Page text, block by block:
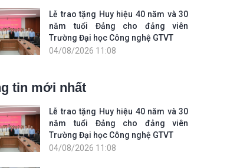
Lễ trao tặng Huy hiệu 40 năm và 30
năm tuổi Đảng cho đảng viên
Trường Đại học Công nghệ GTVT
04/08/2026 11:08
tin mới nhất
Lễ trao tặng Huy hiệu 40 năm và 30
năm tuổi Đảng cho đảng viên
Trường Đại học Công nghệ GTVT
04/08/2026 11:08